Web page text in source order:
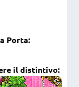
Porta:
il distintivo: